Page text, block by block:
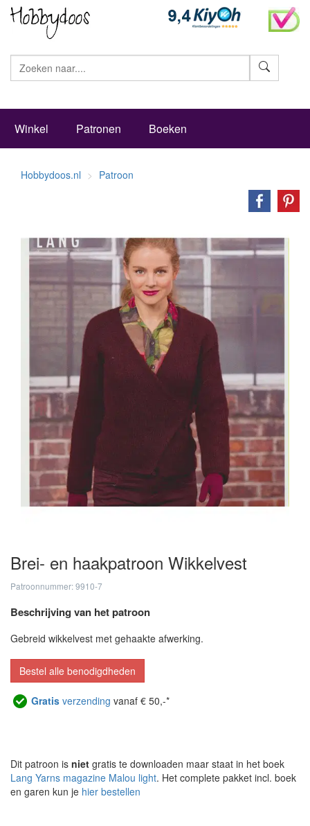
Winkel Patronen Boeken
Hobbydoos.nl Patroon
Brei- en haakpatroon Wikkelvest
Patroonnummer: 9910-7
Beschrijving van het patroon
Gebreid wikkelvest met gehaakte afwerking.
Bestel alle benodigdheden
Gratis verzending vanaf € 50,-*
Dit patroon is niet gratis te downloaden maar staat in het boek
Lang Yarns magazine Malou light. Het complete pakket incl. boek
en garen kun je hier bestellen